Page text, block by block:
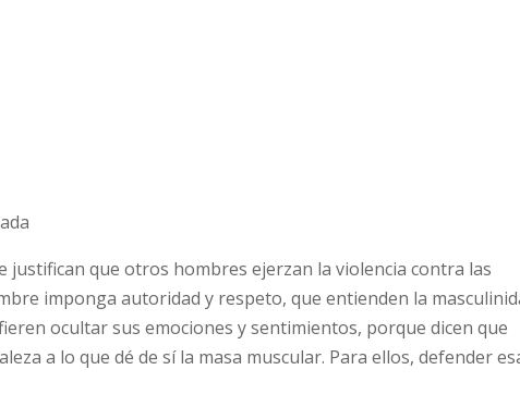
justifican que otros hombres ejerzan la violencia contra las
imponga autoridad y respeto, que entienden la
ocultar sus emociones y sentimientos, porque dicen que
a lo que dé de sí la masa muscular. Para ellos, defender